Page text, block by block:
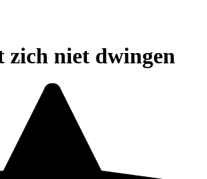
zich niet dwingen